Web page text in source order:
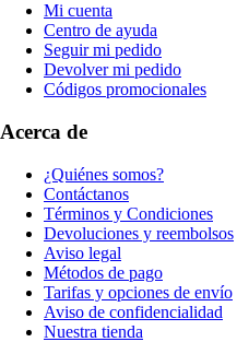
Mi cuenta
Centro de ayuda
Seguir mi pedido
Devolver mi pedido
Códigos promocionales
Acerca de
¿Quiénes somos?
Contáctanos
Términos y Condiciones
Devoluciones y reembolsos
Aviso legal
Métodos de pago
Tarifas y opciones de envío
Aviso de confidencialidad
Nuestra tienda